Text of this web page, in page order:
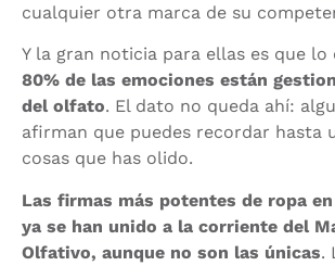
cualquier otra marca de su
Y la gran noticia para ellas es que lo
80% de las emociones están
del olfato. El dato no queda ahí:
afirman que puedes recordar hasta
cosas que has olido.
Las firmas más potentes de ropa
ya se han unido a la corriente del
Olfativo, aunque no son las únicas.